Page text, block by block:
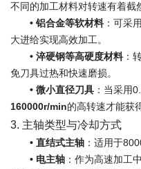
不同的加工材料对转速有着截
• 铝合金等软材料：可采用
大进给实现高效加工。
• 淬硬钢等高硬度材料：
免刀具过热和快速磨损。
• 微小直径刀具 ：当采用
160000r/min的高转速才能获
3. 主轴类型与冷却方式
• 直结式主轴 ：适用于
• 电主轴 ：作为高速加工